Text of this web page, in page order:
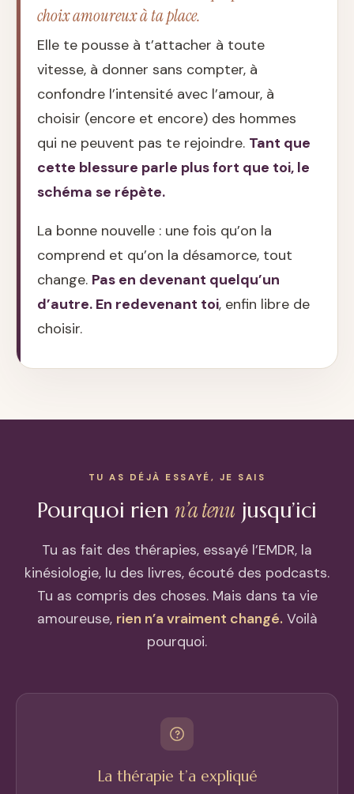
choix amoureux à ta place.
Elle te pousse à t’attacher à toute
vitesse, à donner sans compter, à
confondre l’intensité avec l’amour, à
choisir (encore et encore) des hommes
qui ne peuvent pas te rejoindre. Tant que
cette blessure parle plus fort que toi, le
schéma se répète.
La bonne nouvelle : une fois qu’on la
comprend et qu’on la désamorce, tout
change. Pas en devenant quelqu’un
d’autre. En redevenant toi, enfin libre de
choisir.
TU AS DÉJÀ ESSAYÉ, JE SAIS
Pourquoi rienn’a tenu jusqu’ici
Tu as fait des thérapies, essayé l’EMDR, la
kinésiologie, lu des livres, écouté des podcasts.
Tu as compris des choses. Mais dans ta vie
amoureuse, rien n’a vraiment changé. Voilà
pourquoi.
La thérapie t’a expliqué